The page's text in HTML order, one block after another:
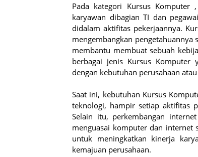
Pada kategori Kursus
karyawan dibagian TI dan
didalam aktifitas pekerjaannya.
mengembangkan
membantu membuat sebuah
berbagai jenis Kursus Komputer
dengan kebutuhan perusahaan
Saat ini, kebutuhan Kursus
teknologi, hampir setiap aktifitas
Selain itu, perkembangan
menguasai komputer dan internet
untuk meningkatkan kinerja
kemajuan perusahaan.